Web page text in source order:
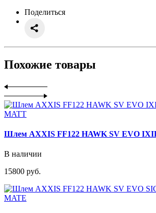
Поделиться
Похожие товары
Шлем AXXIS FF122 HAWK SV EVO
В наличии
15800 руб.